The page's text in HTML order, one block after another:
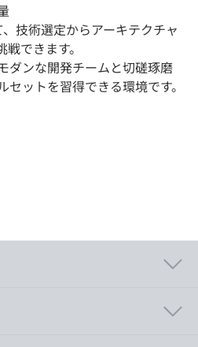
技術選定からアーキテクチャ
できます。
ダンな開発チームと切磋琢磨
ットを習得できる環境です。